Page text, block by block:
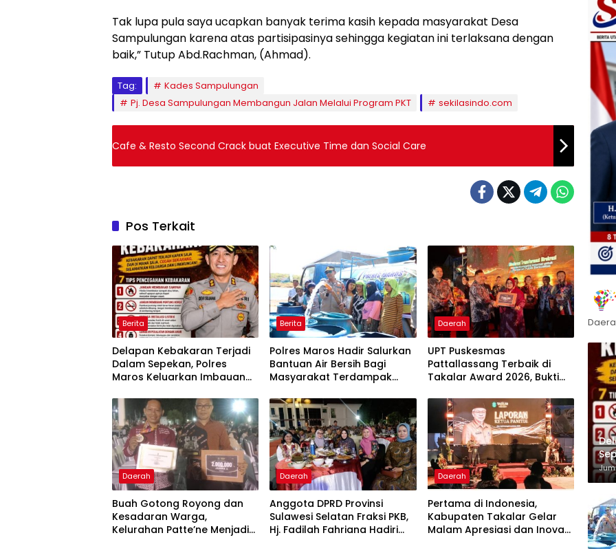
Tak lupa pula saya ucapkan banyak terima kasih kepada masyarakat Desa
Sampulungan karena atas partisipasinya sehingga kegiatan ini terlaksana dengan
baik,” Tutup Abd.Rachman, (Ahmad).
Tag:
Kades Sampulungan
Pj. Desa Sampulungan Membangun Jalan Melalui Program PKT
sekilasindo.com
Cafe & Resto Second Crack buat Executive Time dan Social Care
Pos Terkait
Berita
Delapan Kebakaran Terjadi
Dalam Sepekan, Polres
Maros Keluarkan Imbauan
Berita
Polres Maros Hadir Salurkan
Bantuan Air Bersih Bagi
Masyarakat Terdampak
Daerah
UPT Puskesmas
Pattallassang Terbaik di
Takalar Award 2026, Bukti
Pelayanan Kesehatan
Berkualitas
Daerah
Buah Gotong Royong dan
Kesadaran Warga,
Kelurahan Patte’ne Menjadi
Daerah
Anggota DPRD Provinsi
Sulawesi Selatan Fraksi PKB,
Hj. Fadilah Fahriana Hadiri
Daerah
Pertama di Indonesia,
Kabupaten Takalar Gelar
Malam Apresiasi dan Inovasi